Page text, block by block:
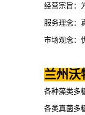
经营宗旨：
服务理念：
市场观念：
兰州沃
各种藻类多
各类真菌多